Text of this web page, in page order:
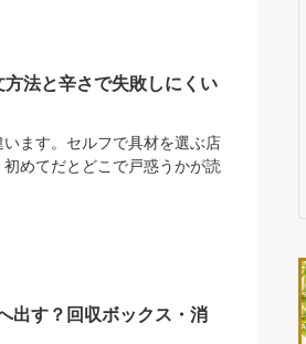
法と辛さで失敗しにくい
ます。セルフで具材を選ぶ店
めてだとどこで戸惑うかが読
出す？回収ボックス・消